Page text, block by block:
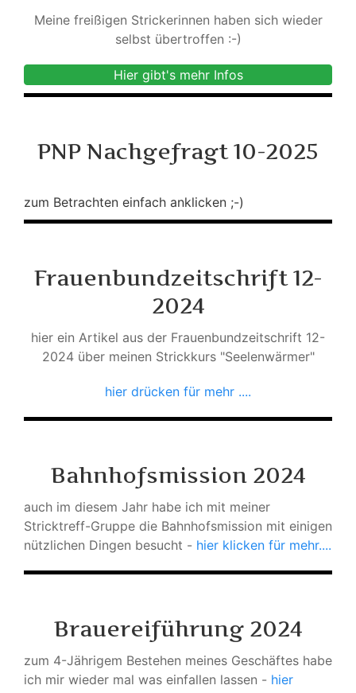
Meine freißigen Strickerinnen haben sich wieder
selbst übertroffen :-)
Hier gibt's mehr Infos
PNP Nachgefragt 10-2025
zum Betrachten einfach anklicken ;-)
Frauenbundzeitschrift 12-
2024
hier ein Artikel aus der Frauenbundzeitschrift 12-
2024 über meinen Strickkurs "Seelenwärmer"
hier drücken für mehr ....
Bahnhofsmission 2024
auch im diesem Jahr habe ich mit meiner
Stricktreff-Gruppe die Bahnhofsmission mit einigen
nützlichen Dingen besucht - hier klicken für mehr....
Brauereiführung 2024
zum 4-Jährigem Bestehen meines Geschäftes habe
ich mir wieder mal was einfallen lassen - hier